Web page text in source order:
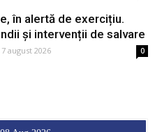
în alertă de exercițiu.
și intervenții de salvare
7 august 2026 0